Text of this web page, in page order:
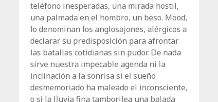
teléfono inesperadas, una mirada hostil,
una palmada en el hombro, un beso. Mood,
lo denominan los anglosajones, alérgicos a
declarar su predisposición para afrontar
las batallas cotidianas sin pudor. De nada
sirve nuestra impecable agenda ni la
inclinación a la sonrisa si el sueño
desmemoriado ha maleado el inconsciente,
o si la lluvia fina tamborilea una balada